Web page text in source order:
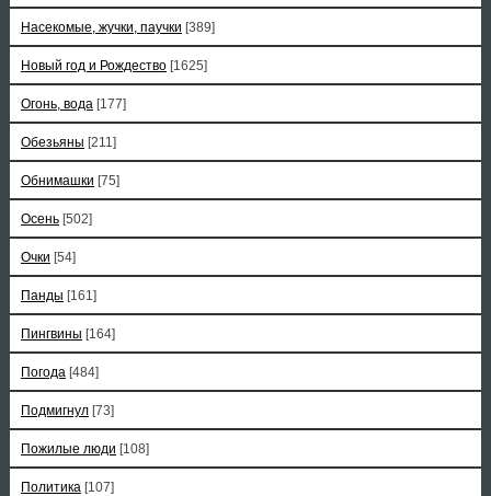
Насекомые, жучки, паучки [389]
Новый год и Рождество [1625]
Огонь, вода [177]
Обезьяны [211]
Обнимашки [75]
Осень [502]
Очки [54]
Панды [161]
Пингвины [164]
Погода [484]
Подмигнул [73]
Пожилые люди [108]
Политика [107]